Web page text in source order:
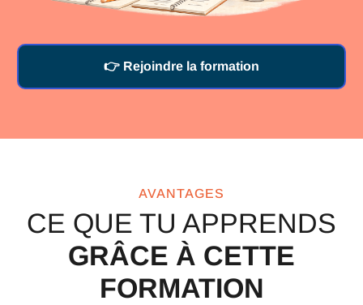
👉 Rejoindre la formation
AVANTAGES
CE QUE TU APPRENDS
GRÂCE À CETTE
FORMATION